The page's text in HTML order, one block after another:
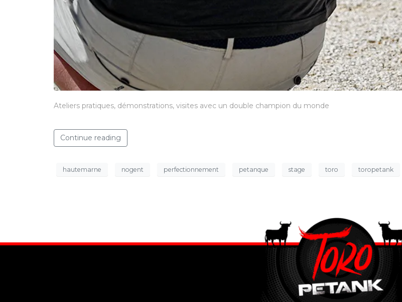
Ateliers pratiques, démonstrations, visites avec un double champion du monde
Continue reading
hautemarne nogent perfectionnement petanque stage toro toropetank